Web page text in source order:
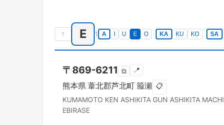
↑ E 1 A U E O KA KU KO SA
〒 869-6211 ⧉ 📍
熊本県 葦北郡芦北町 箙瀬 📋
KUMAMOTO KEN ASHIKITA GUN ASHIKITA MACHI
EBIRASE